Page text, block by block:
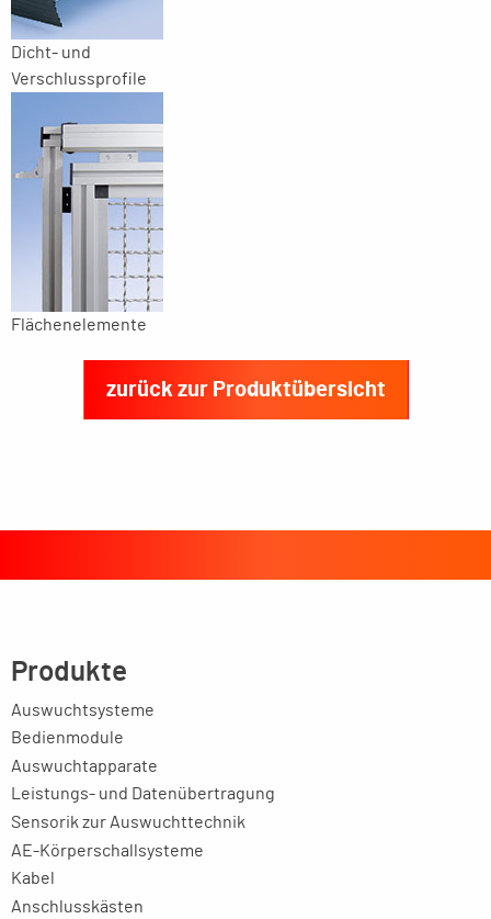
Dicht- und
Verschlussprofile
Flächenelemente
zurück zur Produktübersicht
Produkte
Auswuchtsysteme
Bedienmodule
Auswuchtapparate
Leistungs- und Datenübertragung
Sensorik zur Auswuchttechnik
AE-Körperschallsysteme
Kabel
Anschlusskästen